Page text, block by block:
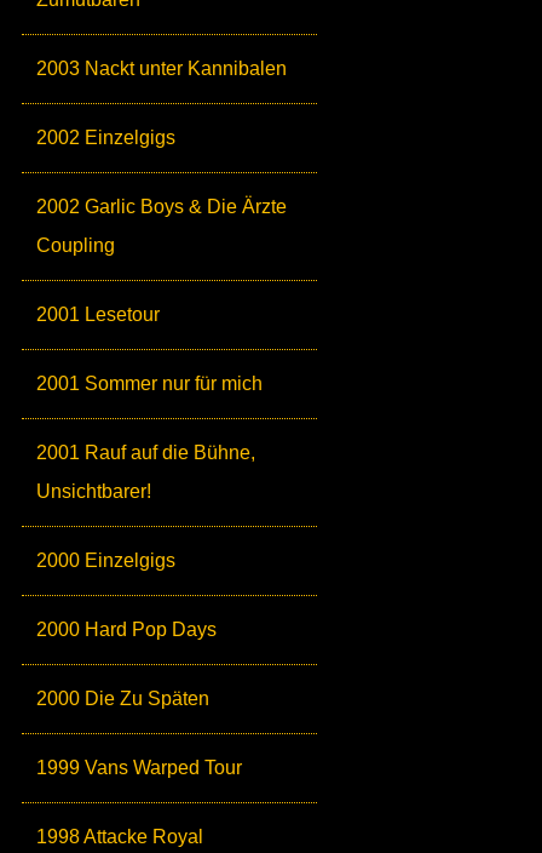
2003 Nackt unter Kannibalen
2002 Einzelgigs
2002 Garlic Boys & Die Ärzte
Coupling
2001 Lesetour
2001 Sommer nur für mich
2001 Rauf auf die Bühne,
Unsichtbarer!
2000 Einzelgigs
2000 Hard Pop Days
2000 Die Zu Späten
1999 Vans Warped Tour
1998 Attacke Royal